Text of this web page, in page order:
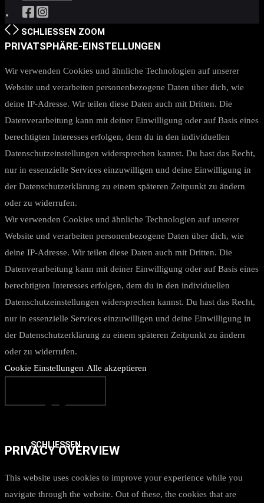
SCHLIESSEN ZOOM
PRIVATSPHÄRE-EINSTELLUNGEN
Wir verwenden Cookies und ähnliche Technologien auf unserer
Website und verarbeiten personenbezogene Daten über dich, wie
deine IP-Adresse. Wir teilen diese Daten auch mit Dritten. Die
Datenverarbeitung kann mit deiner Einwilligung oder auf Basis eines
berechtigten Interesses erfolgen, dem du in den individuellen
Datenschutzeinstellungen widersprechen kannst. Du hast das Recht,
nur in essenzielle Services einzuwilligen und deine Einwilligung in
der Datenschutzerklärung zu einem späteren Zeitpunkt zu ändern
oder zu widerrufen.
Wir verwenden Cookies und ähnliche Technologien auf unserer
Website und verarbeiten personenbezogene Daten über dich, wie
deine IP-Adresse. Wir teilen diese Daten auch mit Dritten. Die
Datenverarbeitung kann mit deiner Einwilligung oder auf Basis eines
berechtigten Interesses erfolgen, dem du in den individuellen
Datenschutzeinstellungen widersprechen kannst. Du hast das Recht,
nur in essenzielle Services einzuwilligen und deine Einwilligung in
der Datenschutzerklärung zu einem späteren Zeitpunkt zu ändern
oder zu widerrufen.
Cookie Einstellungen Alle akzeptieren
SCHLIESSEN
PRIVACY OVERVIEW
This website uses cookies to improve your experience while you
navigate through the website. Out of these, the cookies that are